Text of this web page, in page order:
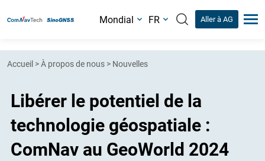
Mondial FR Aller à AG
Accueil >À propos de nous > Nouvelles
Libérer le potentiel de la
technologie géospatiale :
ComNav au GeoWorld 2024